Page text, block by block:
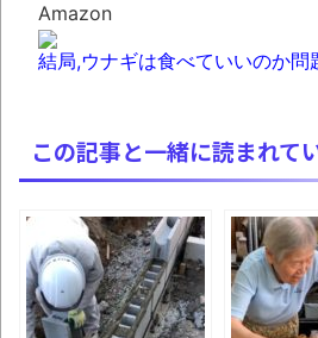
を売った結果ｗｗｗ」 ほ
落ちるまで』
映画ちいかわ観に行っ
す(若干ネタバレあり) 26/
マケイン9巻＆アニメ公
独学で挑んだ2026年二
Amazon
結局,ウナギは食べていいのか問
この記事と一緒に読まれて